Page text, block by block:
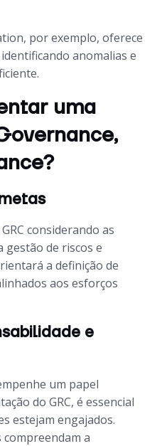
por exemplo, oferece
anomalias e
uma
considerando as
gestão de riscos e
a definição de
aos esforços
e
um papel
do GRC, é essencial
estejam engajados.
a